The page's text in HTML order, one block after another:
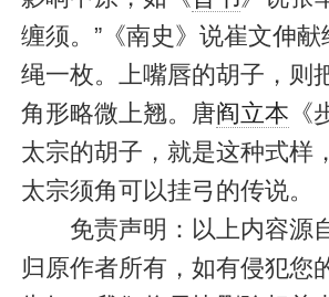
缠须。”《南史》说崔文伸
绳一枚。上嘴唇的胡子，则
角形略微上翘。唐阎立本
太宗的胡子，就是这种式样，
太宗须角可以挂弓的传说。
免责声明：以上内容源
归原作者所有，如有侵犯您